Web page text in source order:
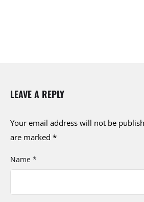
LEAVE A REPLY
Your email address will not be
are marked *
Name *